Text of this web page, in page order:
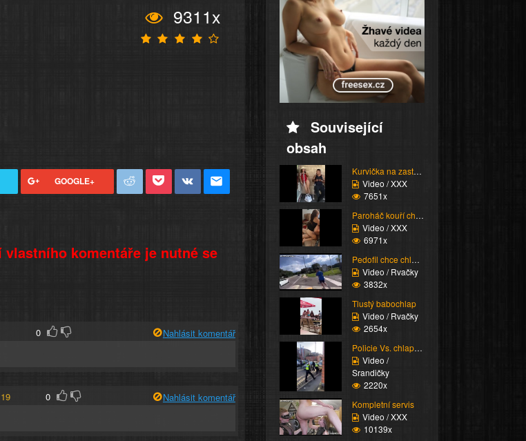
9311x
GOOGLE+
komentáře je nutné se
0 Nahlásit komentář
0 Nahlásit komentář
Související
obsah
Kurvička na zastávce
Video / XXX
7651x
Paroháč kouří chlapa
Video / XXX
6971x
Pedofil chce chlapečka
Video / Rvačky
3832x
Tlustý babochlap
Video / Rvačky
2654x
Policie Vs. chlap v au...
Video /
Srandičky
2220x
Kompletní servis
Video / XXX
10139x